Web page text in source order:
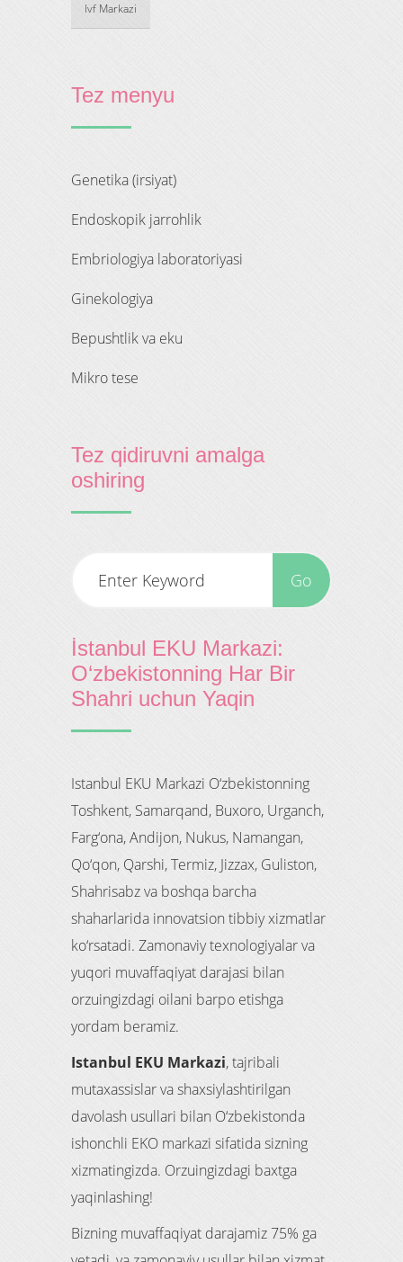
Ivf Markazi
Tez menyu
genetika (irsiyat)
endoskopik jarrohlik
embriologiya laboratoriyasi
ginekologiya
bepushtlik va eku
mikro tese
Tez qidiruvni amalga
oshiring
İstanbul EKU Markazi:
O‘zbekistonning Har Bir
Shahri uchun Yaqin
Istanbul EKU Markazi O‘zbekistonning
Toshkent, Samarqand, Buxoro, Urganch,
Farg‘ona, Andijon, Nukus, Namangan,
Qo‘qon, Qarshi, Termiz, Jizzax, Guliston,
Shahrisabz va boshqa barcha
shaharlarida innovatsion tibbiy xizmatlar
ko‘rsatadi. Zamonaviy texnologiyalar va
yuqori muvaffaqiyat darajasi bilan
orzuingizdagi oilani barpo etishga
yordam beramiz.
Istanbul EKU Markazi, tajribali
mutaxassislar va shaxsiylashtirilgan
davolash usullari bilan O‘zbekistonda
ishonchli EKO markazi sifatida sizning
xizmatingizda. Orzuingizdagi baxtga
yaqinlashing!
Bizning muvaffaqiyat darajamiz 75% ga